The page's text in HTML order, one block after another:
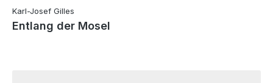
Karl-Josef Gilles
Entlang der Mosel